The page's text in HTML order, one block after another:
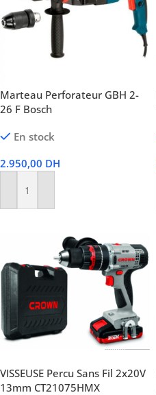
Marteau Perforateur GBH 2-
26 F Bosch
En stock
2.950,00 DH
Ajouter Au Panier
VISSEUSE Percu Sans Fil 2x20V
13mm CT21075HMX